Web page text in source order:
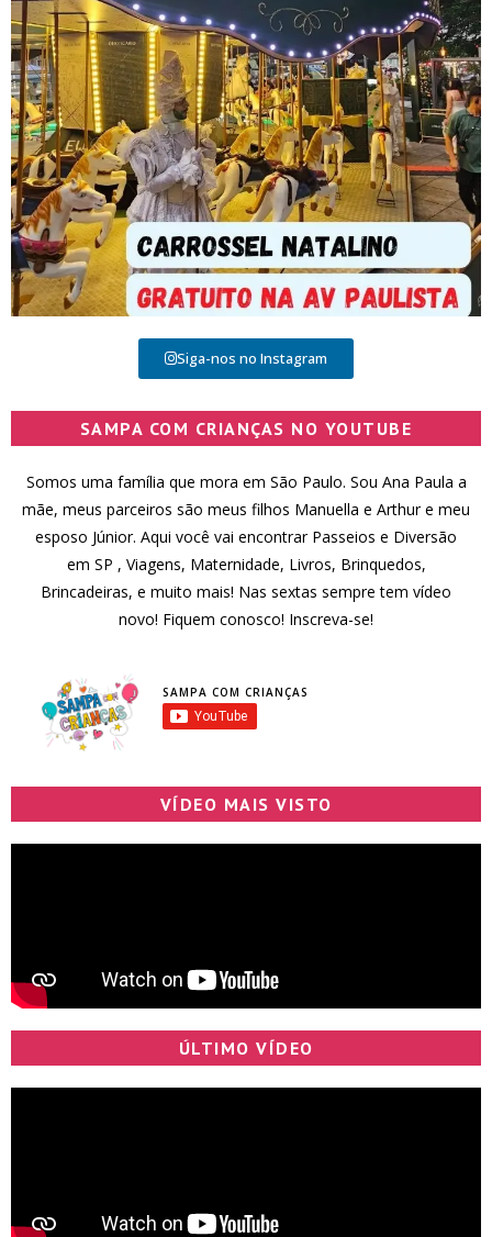
Siga-nos no Instagram
SAMPA COM CRIANÇAS NO YOUTUBE
Somos uma família que mora em São Paulo. Sou Ana Paula a
mãe, meus parceiros são meus filhos Manuella e Arthur e meu
esposo Júnior. Aqui você vai encontrar Passeios e Diversão
em SP , Viagens, Maternidade, Livros, Brinquedos,
Brincadeiras, e muito mais! Nas sextas sempre tem vídeo
novo! Fiquem conosco! Inscreva-se!
SAMPA COM CRIANÇAS
VÍDEO MAIS VISTO
ÚLTIMO VÍDEO